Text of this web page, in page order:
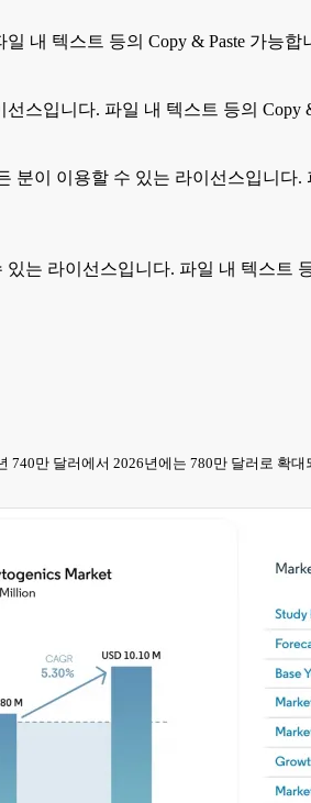
내 텍스트 등의 Copy & Paste 가능
스입니다. 파일 내 텍스트 등의
분이 이용할 수 있는 라이선스입니
는 라이선스입니다. 파일 내 텍스트
만 달러에서 2026년에는 780만 달러로 확